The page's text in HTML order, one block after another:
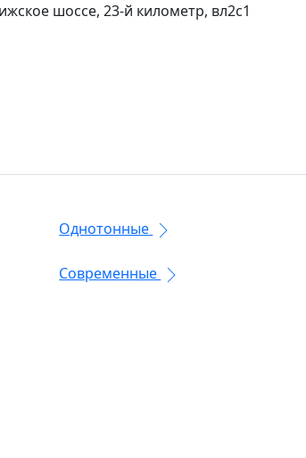
шоссе, 23-й километр, вл2с1
Однотонные
Современные